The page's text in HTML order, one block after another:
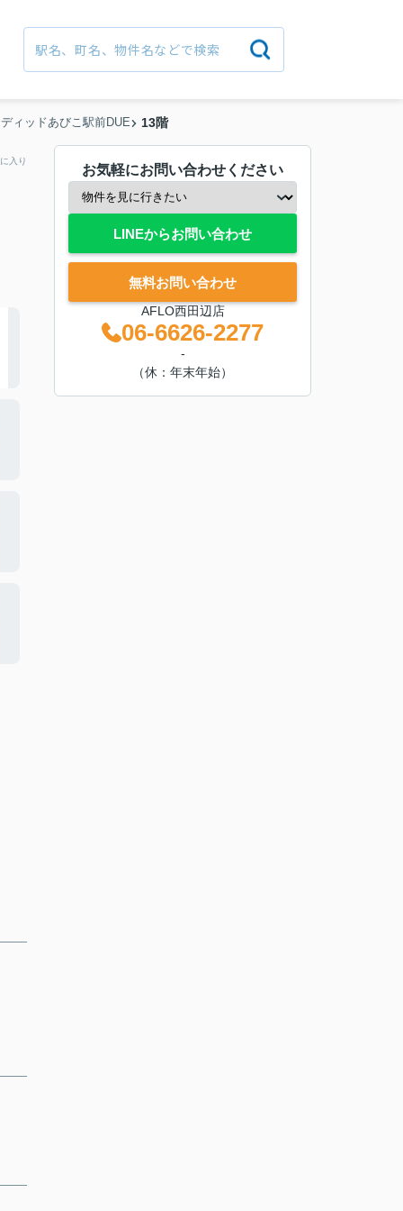
ィッドあびこ駅前DUE 13階
入り
お気軽にお問い合わせください
LINEからお問い合わせ
無料お問い合わせ
AFLO西田辺店
06-6626-2277
-
（休：年末年始）